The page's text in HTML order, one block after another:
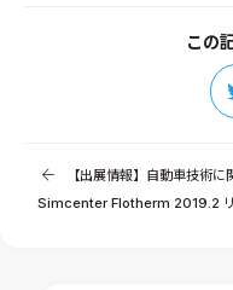
この
【出展情報】自動車技術
Simcenter Flotherm 2019.2 リ